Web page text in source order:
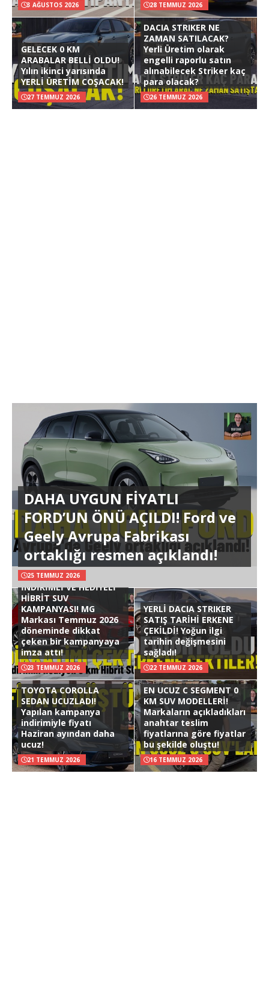
3 AĞUSTOS 2026 28 TEMMUZ 2026
GELECEK 0 KM
ARABALAR BELLİ OLDU!
Yılın ikinci yarısında
YERLİ ÜRETİM COŞACAK!
27 TEMMUZ 2026
DACIA STRIKER NE
ZAMAN SATILACAK?
Yerli Üretim olarak
engelli raporlu satın
alınabilecek Striker kaç
para olacak?
26 TEMMUZ 2026
DAHA UYGUN FİYATLI
FORD’UN ÖNÜ AÇILDI! Ford ve
Geely Avrupa Fabrikası
ortaklığı resmen açıklandı!
25 TEMMUZ 2026
İNDİRİMLİ VE HEDİYELİ
HİBRİT SUV
KAMPANYASI! MG
Markası Temmuz 2026
döneminde dikkat
çeken bir kampanyaya
imza attı!
23 TEMMUZ 2026
YERLİ DACIA STRIKER
SATIŞ TARİHİ ERKENE
ÇEKİLDİ! Yoğun ilgi
tarihin değişmesini
sağladı!
22 TEMMUZ 2026
TOYOTA COROLLA
SEDAN UCUZLADI!
Yapılan kampanya
indirimiyle fiyatı
Haziran ayından daha
ucuz!
21 TEMMUZ 2026
EN UCUZ C SEGMENT 0
KM SUV MODELLERİ!
Markaların açıkladıkları
anahtar teslim
fiyatlarına göre fiyatlar
bu şekilde oluştu!
16 TEMMUZ 2026